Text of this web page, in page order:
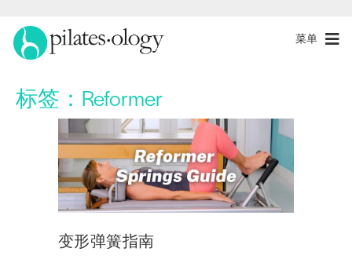
菜单
标签： Reformer
变形弹簧指南